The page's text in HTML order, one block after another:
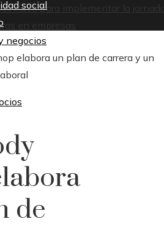
clave para implementar la
en empresas
social
negocios
elabora un plan de carrera y un
de